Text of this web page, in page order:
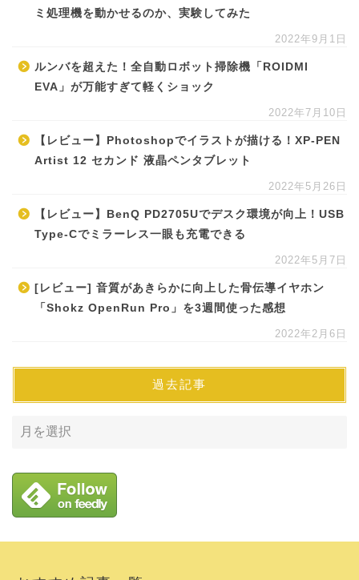
ミ処理機を動かせるのか、実験してみた
2022年9月1日
ルンバを超えた！全自動ロボット掃除機「ROIDMI
EVA」が万能すぎて軽くショック
2022年7月10日
【レビュー】Photoshopでイラストが描ける！XP-PEN
Artist 12 セカンド 液晶ペンタブレット
2022年5月26日
【レビュー】BenQ PD2705Uでデスク環境が向上！USB
Type-Cでミラーレス一眼も充電できる
2022年5月7日
[レビュー] 音質があきらかに向上した骨伝導イヤホン
「Shokz OpenRun Pro」を3週間使った感想
2022年2月6日
過去記事